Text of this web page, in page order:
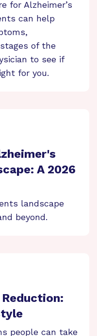
for Alzheimer’s
can help
of the
to see if
for you.
A 2026
landscape
beyond.
people can take